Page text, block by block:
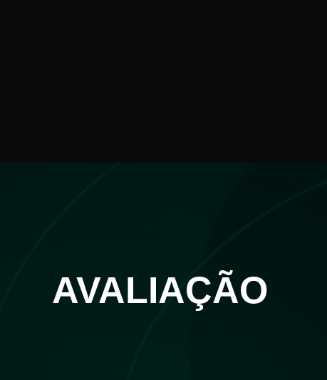
AVALIAÇÃO